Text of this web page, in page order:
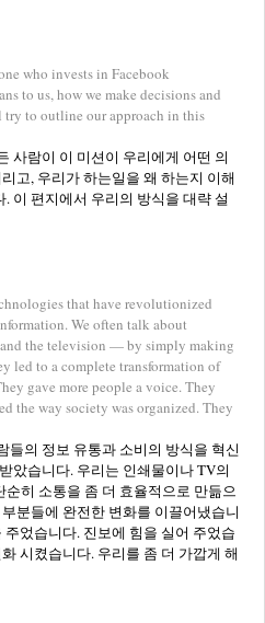
who invests in Facebook
to us, how we make decisions and
to outline our approach in this
사람이 이 미션이 우리에게 어떤 의
고, 우리가 하는일을 왜 하는지 이해
이 편지에서 우리의 방식을 대략 설
that have revolutionized
We often talk about
the television — by simply making
led to a complete transformation of
gave more people a voice. They
the way society was organized. They
들의 정보 유통과 소비의 방식을 혁신
았습니다. 우리는 인쇄물이나 TV의
히 소통을 좀 더 효율적으로 만듦으
분들에 완전한 변화를 이끌어냈습니
었습니다. 진보에 힘을 실어 주었습
시켰습니다. 우리를 좀 더 가깝게 해